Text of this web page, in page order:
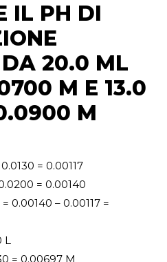
IL PH DI
20.0 ML
M E 13.0
M
= 0.00117
= 0.00140
0.00140 – 0.00117 =
L
= 0.00697 M